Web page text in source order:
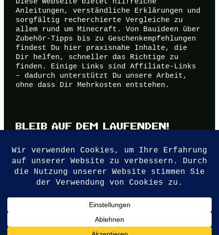
Anleitungen, verständliche Erklärungen und
sorgfältig recherchierte Vergleiche zu
allem rund um Minecraft. Von Bauideen über
Zubehör-Tipps bis zu Geschenkempfehlungen
findest Du hier praxisnahe Inhalte, die
Dir helfen, schneller das Richtige zu
finden. Einige Links sind Affiliate-Links
– dadurch unterstützt Du unsere Arbeit,
ohne dass Dir Mehrkosten entstehen.
BLEIB AUF DEM LAUFENDEN!
Erhalte regelmäßig unseren Newsletter mit
neuen Minecraft-Tipps, Anleitungen und
Vergleichen direkt in Dein Postfach.
Kostenlos, unabhängig und jederzeit
abbestellbar.
Datenschutzerklärung